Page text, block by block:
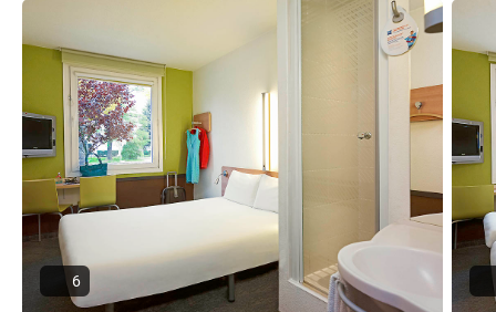
Martyna Fryszkiewicz, Gestão hoteleira
Ver detalhes
6
Ver